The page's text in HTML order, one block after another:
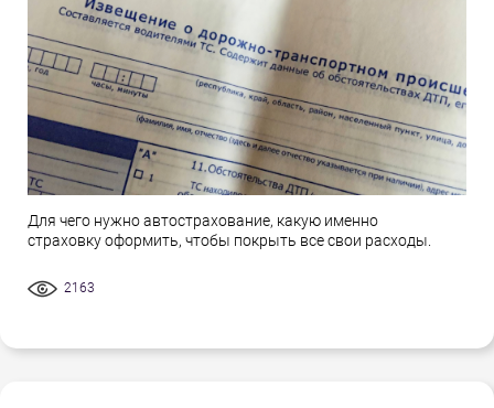
Для чего нужно автострахование, какую именно
страховку оформить, чтобы покрыть все свои расходы.
2163